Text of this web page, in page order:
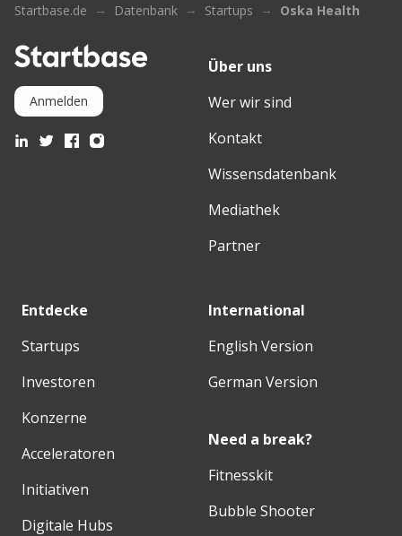
Startbase.de Datenbank Startups Oska Health
Anmelden
Über uns
Wer wir sind
Kontakt
Wissensdatenbank
Mediathek
Partner
Entdecke
Startups
Investoren
Konzerne
Acceleratoren
Initiativen
Digitale Hubs
International
English Version
German Version
Need a break?
Fitnesskit
Bubble Shooter